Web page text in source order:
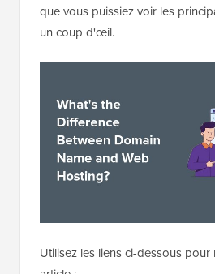
que vous puissiez voir les
un coup d'œil.
Utilisez les liens ci-dessous